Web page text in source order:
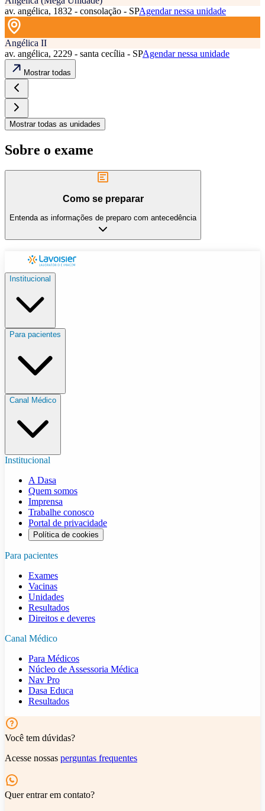
av. angélica, 1832 - consolação - SPAgendar nessa unidade
Angélica II
av. angélica, 2229 - santa cecília - SPAgendar nessa unidade
Mostrar todas
Mostrar todas as unidades
Sobre o exame
Como se preparar
Entenda as informações de preparo com antecedência
Institucional
Para pacientes
Canal Médico
Institucional
A Dasa
Quem somos
Imprensa
Trabalhe conosco
Portal de privacidade
Política de cookies
Para pacientes
Exames
Vacinas
Unidades
Resultados
Direitos e deveres
Canal Médico
Para Médicos
Núcleo de Assessoria Médica
Nav Pro
Dasa Educa
Resultados
Você tem dúvidas?
Acesse nossas perguntas frequentes
Quer entrar em contato?